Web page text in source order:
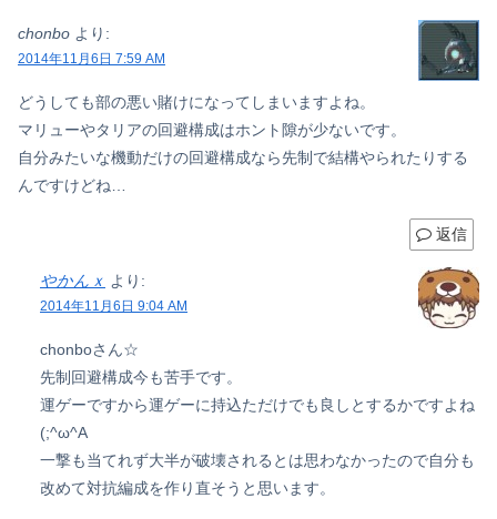
chonbo より:
2014年11月6日 7:59 AM
どうしても部の悪い賭けになってしまいますよね。
マリューやタリアの回避構成はホント隙が少ないです。
自分みたいな機動だけの回避構成なら先制で結構やられたりする
んですけどね…
返信
やかんｘ より:
2014年11月6日 9:04 AM
chonboさん☆
先制回避構成今も苦手です。
運ゲーですから運ゲーに持込ただけでも良しとするかですよね
(;^ω^A
一撃も当てれず大半が破壊されるとは思わなかったので自分も
改めて対抗編成を作り直そうと思います。